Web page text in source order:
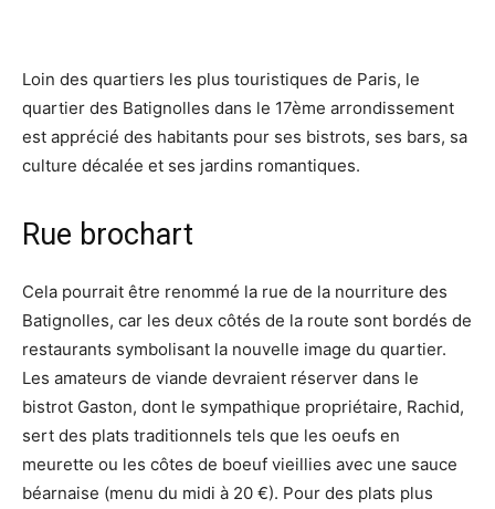
Loin des quartiers les plus touristiques de Paris, le
quartier des Batignolles dans le 17ème arrondissement
est apprécié des habitants pour ses bistrots, ses bars, sa
culture décalée et ses jardins romantiques.
Rue brochart
Cela pourrait être renommé la rue de la nourriture des
Batignolles, car les deux côtés de la route sont bordés de
restaurants symbolisant la nouvelle image du quartier.
Les amateurs de viande devraient réserver dans le
bistrot Gaston, dont le sympathique propriétaire, Rachid,
sert des plats traditionnels tels que les oeufs en
meurette ou les côtes de boeuf vieillies avec une sauce
béarnaise (menu du midi à 20 €). Pour des plats plus